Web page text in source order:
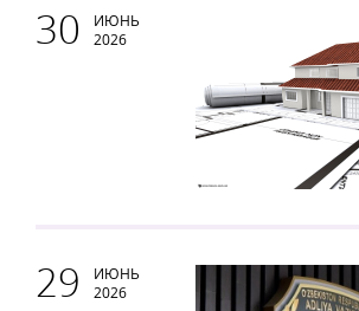
30
ИЮНЬ
2026
29
ИЮНЬ
2026